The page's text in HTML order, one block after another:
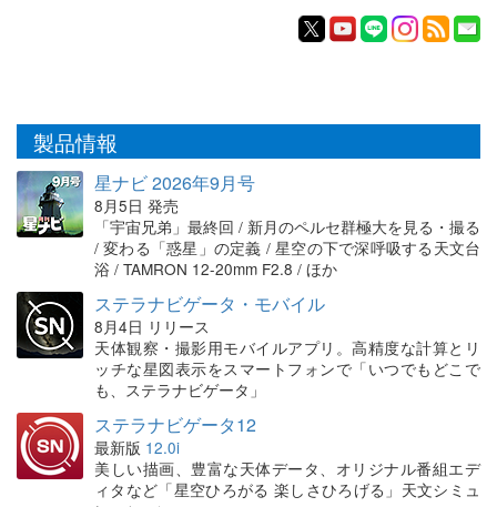
製品情報
星ナビ 2026年9月号
8月5日 発売
「宇宙兄弟」最終回 / 新月のペルセ群極大を見る・撮る
/ 変わる「惑星」の定義 / 星空の下で深呼吸する天文台
浴 / TAMRON 12-20mm F2.8 / ほか
ステラナビゲータ・モバイル
8月4日 リリース
天体観察・撮影用モバイルアプリ。高精度な計算とリ
ッチな星図表示をスマートフォンで「いつでもどこで
も、ステラナビゲータ」
ステラナビゲータ12
最新版 12.0i
美しい描画、豊富な天体データ、オリジナル番組エデ
ィタなど「星空ひろがる 楽しさひろげる」天文シミュ